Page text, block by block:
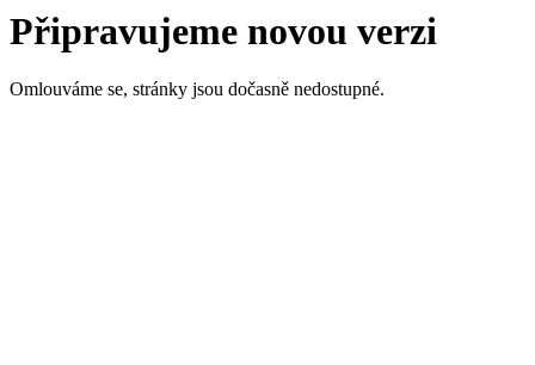
Připravujeme novou verzi
Omlouváme se, stránky jsou dočasně nedostupné.